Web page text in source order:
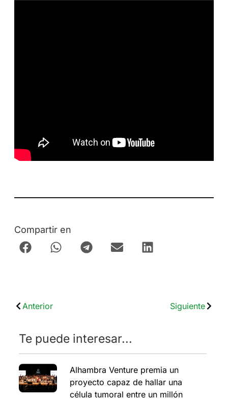
Compartir en
Anterior Siguiente
Te puede interesar...
Alhambra Venture premia un
proyecto capaz de hallar una
célula tumoral entre un millón